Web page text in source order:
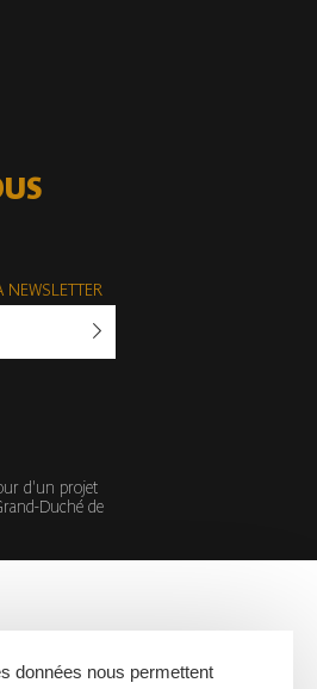
NEWSLETTER
d'un projet
Duché de
données nous permettent